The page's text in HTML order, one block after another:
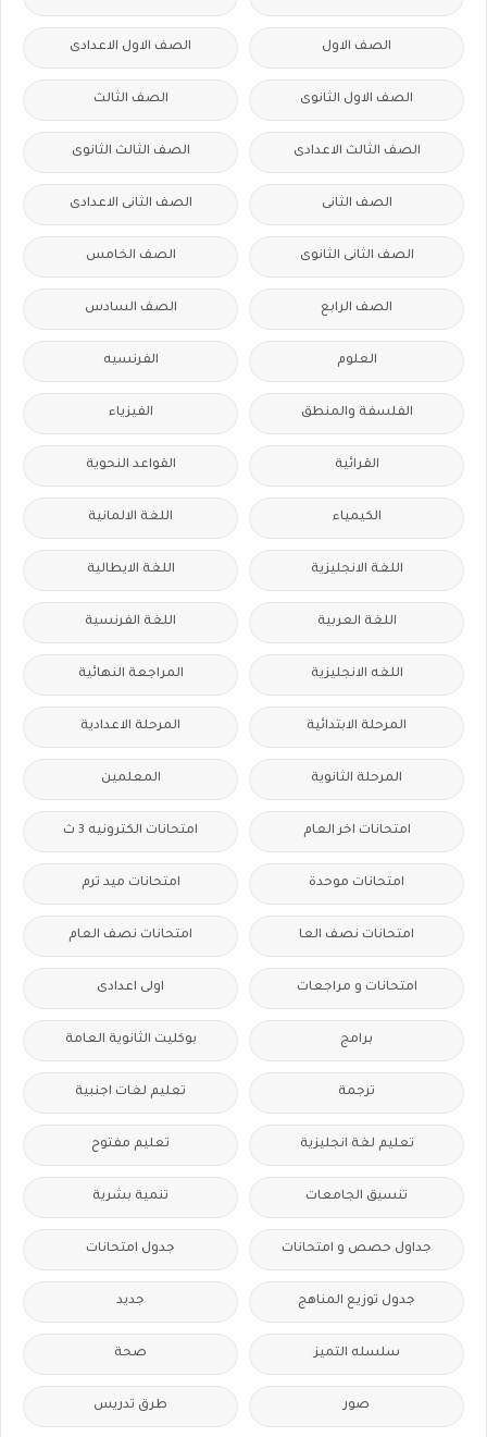
الصف الاول الصف الاول الاعدادى
الصف الاول الثانوى الصف الثالث
الصف الثالث الاعدادى الصف الثالث الثانوى
الصف الثانى الصف الثانى الاعدادى
الصف الثانى الثانوى الصف الخامس
الصف الرابع الصف السادس
العلوم الفرنسيه
الفلسفة والمنطق الفيزياء
القرائية القواعد النحوية
الكيمياء اللغة الالمانية
اللغة الانجليزية اللغة الايطالية
اللغة العربية اللغة الفرنسية
اللغه الانجليزية المراجعة النهائية
المرحلة الابتدائية المرحلة الاعدادية
المرحلة الثانوية المعلمين
امتحانات اخر العام امتحانات الكترونيه 3 ث
امتحانات موحدة امتحانات ميد ترم
امتحانات نصف العا امتحانات نصف العام
امتحانات و مراجعات اولى اعدادى
برامج بوكليت الثانوية العامة
ترجمة تعليم لغات اجنبية
تعليم لغة انجليزية تعليم مفتوح
تنسيق الجامعات تنمية بشرية
جداول حصص و امتحانات جدول امتحانات
جدول توزيع المناهج جديد
سلسله التميز صحة
صور طرق تدريس